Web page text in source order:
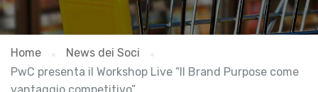
Home
News dei Soci
PwC presenta il Workshop Live “Il Brand Purpose come